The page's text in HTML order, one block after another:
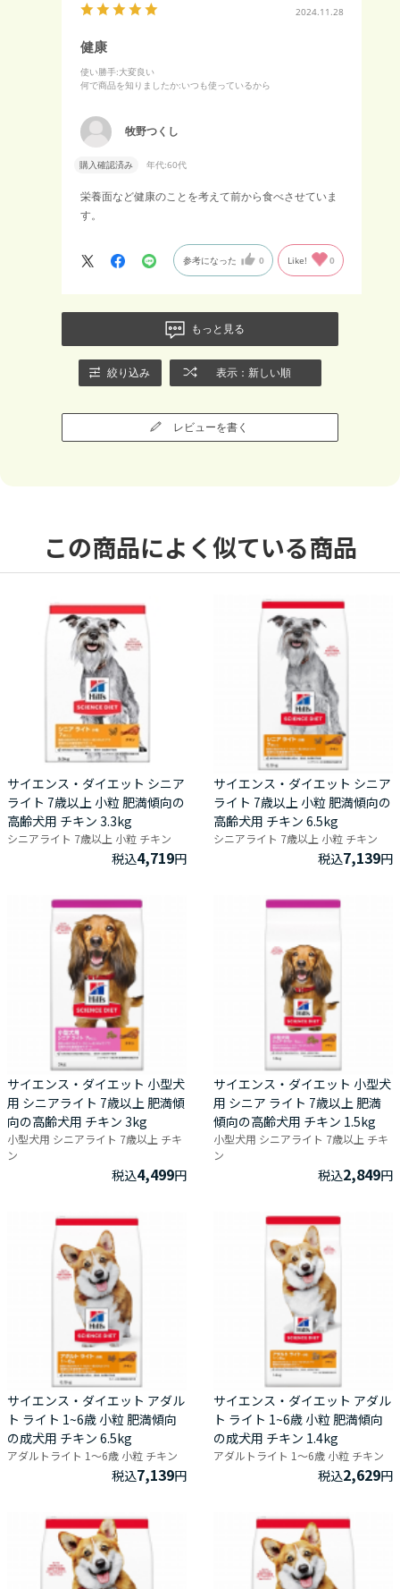
2024.11.28
健康
使い勝手:大変良い
何で商品を知りましたか:いつも使っているから
牧野つくし
購入確認済み 年代:60代
栄養面など健康のことを考えて前から食べさせていま
す。
参考になった 0 Like! 0
もっと見る
絞り込み 表示：新しい順
レビューを書く
この商品によく似ている商品
サイエンス・ダイエット シニア
ライト 7歳以上 小粒 肥満傾向の
高齢犬用 チキン 3.3kg
シニアライト 7歳以上 小粒 チキン
税込4,719円
サイエンス・ダイエット シニア
ライト 7歳以上 小粒 肥満傾向の
高齢犬用 チキン 6.5kg
シニアライト 7歳以上 小粒 チキン
税込7,139円
サイエンス・ダイエット 小型犬
用 シニアライト 7歳以上 肥満傾
向の高齢犬用 チキン 3kg
小型犬用 シニアライト 7歳以上 チキ
ン
税込4,499円
サイエンス・ダイエット 小型犬
用 シニア ライト 7歳以上 肥満
傾向の高齢犬用 チキン 1.5kg
小型犬用 シニアライト 7歳以上 チキ
ン
税込2,849円
サイエンス・ダイエット アダル
ト ライト 1~6歳 小粒 肥満傾向
の成犬用 チキン 6.5kg
アダルトライト 1～6歳 小粒 チキン
税込7,139円
サイエンス・ダイエット アダル
ト ライト 1~6歳 小粒 肥満傾向
の成犬用 チキン 1.4kg
アダルトライト 1～6歳 小粒 チキン
税込2,629円